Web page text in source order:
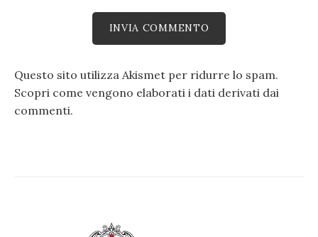
Questo sito utilizza Akismet per ridurre lo spam.
Scopri come vengono elaborati i dati derivati dai
commenti.